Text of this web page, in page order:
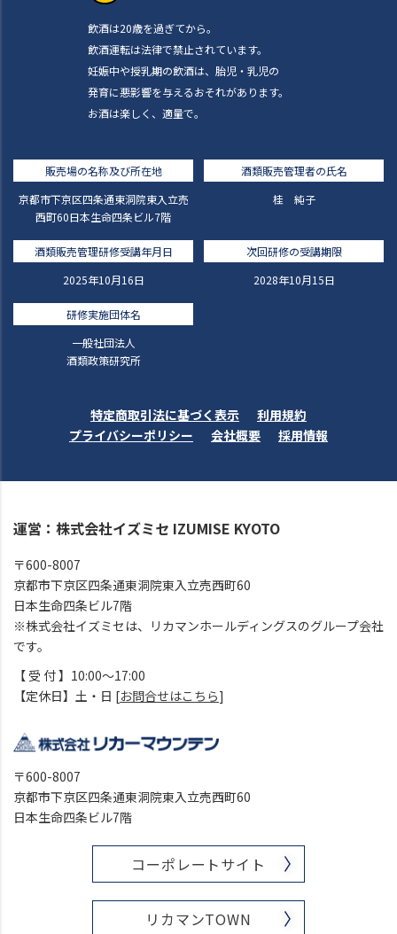
飲酒は20歳を過ぎてから。
飲酒運転は法律で禁止されています。
妊娠中や授乳期の飲酒は、胎児・乳児の
発育に悪影響を与えるおそれがあります。
お酒は楽しく、適量で。
販売場の名称及び所在地
京都市下京区四条通東洞院東入立売
西町60日本生命四条ビル7階
酒類販売管理者の氏名
桂 純子
酒類販売管理研修受講年月日
2025年10月16日
次回研修の受講期限
2028年10月15日
研修実施団体名
一般社団法人
酒類政策研究所
特定商取引法に基づく表示
利用規約
プライバシーポリシー
会社概要 採用情報
運営：株式会社イズミセ IZUMISE KYOTO
〒600-8007
京都市下京区四条通東洞院東入立売西町60
日本生命四条ビル7階
※株式会社イズミセは、リカマンホールディングスのグループ会社
です。
【 受 付 】10:00～17:00
【定休日】土・日 [お問合せはこちら]
〒600-8007
京都市下京区四条通東洞院東入立売西町60
日本生命四条ビル7階
コーポレートサイト
リカマンTOWN